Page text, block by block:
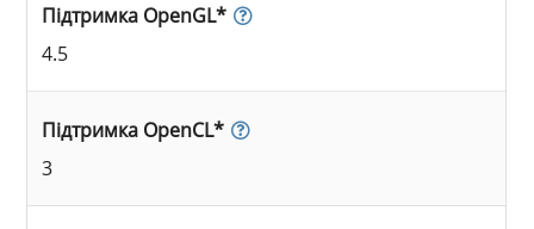
Підтримка OpenGL*
4.5
Підтримка OpenCL*
3